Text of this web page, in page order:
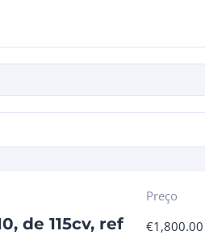
de 115cv, ref
Preço
€1,800.00